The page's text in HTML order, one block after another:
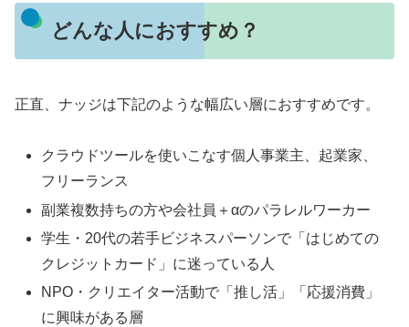
どんな人におすすめ？
正直、ナッジは下記のような幅広い層におすすめです。
クラウドツールを使いこなす個人事業主、起業家、
フリーランス
副業複数持ちの方や会社員＋αのパラレルワーカー
学生・20代の若手ビジネスパーソンで「はじめての
クレジットカード」に迷っている人
NPO・クリエイター活動で「推し活」「応援消費」
に興味がある層